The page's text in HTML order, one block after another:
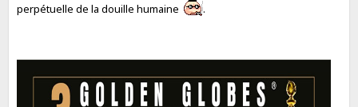
perpétuelle de la douille humaine
.